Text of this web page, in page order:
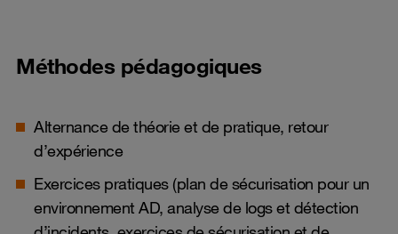
Méthodes pédagogiques
Alternance de théorie et de pratique, retour
d’expérience
Exercices pratiques (plan de sécurisation pour un
environnement AD, analyse de logs et détection